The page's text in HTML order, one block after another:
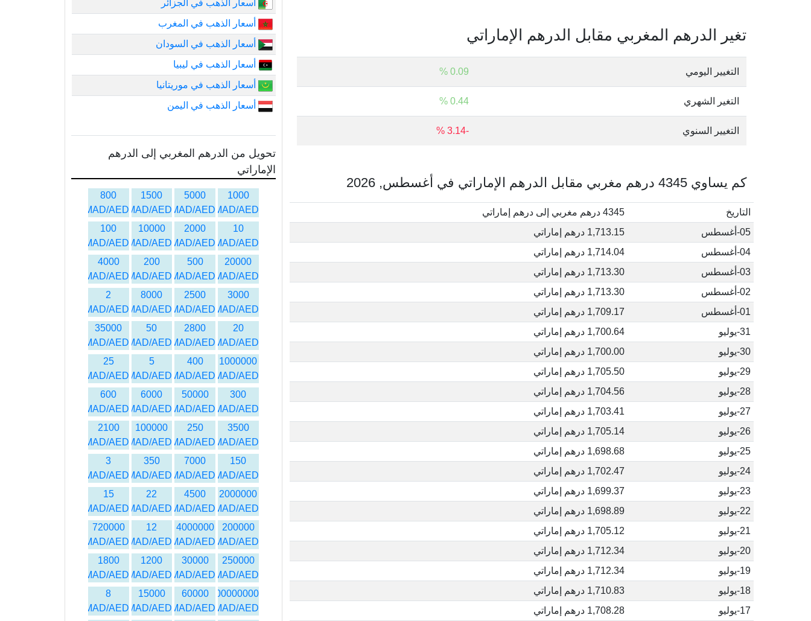
تغير الدرهم المغربي مقابل الدرهم الإماراتي
التغيير اليومي 0.09 %
التغير الشهري 0.44 %
التغيير السنوي -3.14 %
كم يساوي 4345 درهم مغربي مقابل الدرهم الإماراتي في أغسطس, 2026
التاريخ
4345 درهم مغربي إلى درهم إماراتي
05-أغسطس
1,713.15 درهم إماراتي
04-أغسطس
1,714.04 درهم إماراتي
03-أغسطس
1,713.30 درهم إماراتي
02-أغسطس
1,713.30 درهم إماراتي
01-أغسطس
1,709.17 درهم إماراتي
31-يوليو
1,700.64 درهم إماراتي
30-يوليو
1,700.00 درهم إماراتي
29-يوليو
1,705.50 درهم إماراتي
28-يوليو
1,704.56 درهم إماراتي
27-يوليو
1,703.41 درهم إماراتي
26-يوليو
1,705.14 درهم إماراتي
25-يوليو
1,698.68 درهم إماراتي
24-يوليو
1,702.47 درهم إماراتي
23-يوليو
1,699.37 درهم إماراتي
22-يوليو
1,698.89 درهم إماراتي
21-يوليو
1,705.12 درهم إماراتي
20-يوليو
1,712.34 درهم إماراتي
19-يوليو
1,712.34 درهم إماراتي
18-يوليو
1,710.83 درهم إماراتي
17-يوليو
1,708.28 درهم إماراتي
أسعار الذهب في الجزائر
أسعار الذهب في المغرب
أسعار الذهب في السودان
أسعار الذهب في ليبيا
أسعار الذهب في موريتانيا
أسعار الذهب في اليمن
تحويل من الدرهم المغربي إلى الدرهم
الإماراتي
1000
MAD/AED
5000
MAD/AED
1500
MAD/AED
800
MAD/AED
10
MAD/AED
2000
MAD/AED
10000
MAD/AED
100
MAD/AED
20000
MAD/AED
500
MAD/AED
200
MAD/AED
4000
MAD/AED
3000
MAD/AED
2500
MAD/AED
8000
MAD/AED
2
MAD/AED
20
MAD/AED
2800
MAD/AED
50
MAD/AED
35000
MAD/AED
1000000
MAD/AED
400
MAD/AED
5
MAD/AED
25
MAD/AED
300
MAD/AED
50000
MAD/AED
6000
MAD/AED
600
MAD/AED
3500
MAD/AED
250
MAD/AED
100000
MAD/AED
2100
MAD/AED
150
MAD/AED
7000
MAD/AED
350
MAD/AED
3
MAD/AED
2000000
MAD/AED
4500
MAD/AED
22
MAD/AED
15
MAD/AED
200000
MAD/AED
4000000
MAD/AED
12
MAD/AED
720000
MAD/AED
250000
MAD/AED
30000
MAD/AED
1200
MAD/AED
1800
MAD/AED
100000000
MAD/AED
60000
MAD/AED
15000
MAD/AED
8
MAD/AED